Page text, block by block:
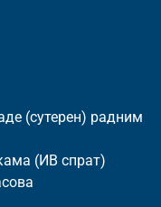
(сутерен) радним
(ИВ спрат)